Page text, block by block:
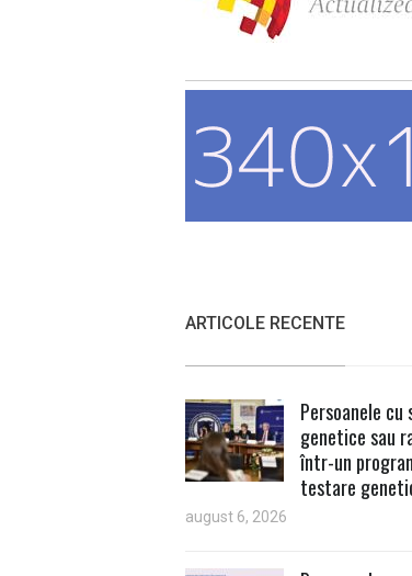
ARTICOLE RECENTE
Persoanele cu
genetice sau
într-un
testare
august 6, 2026